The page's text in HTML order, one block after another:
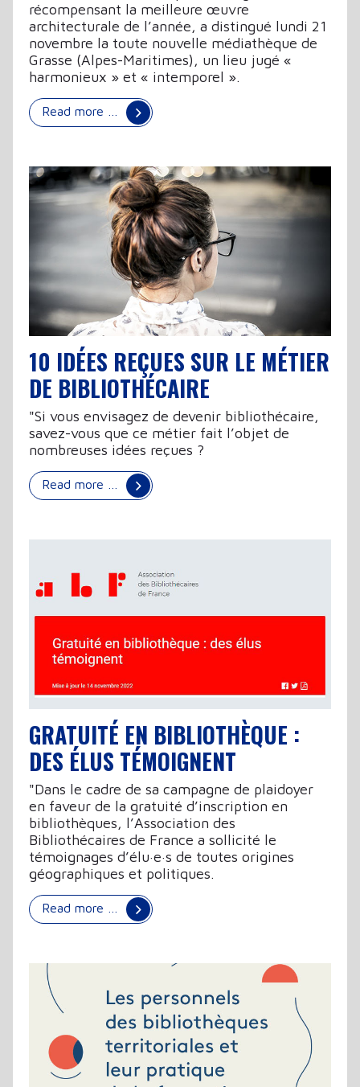
récompensant la meilleure œuvre
architecturale de l’année, a distingué lundi 21
novembre la toute nouvelle médiathèque de
Grasse (Alpes-Maritimes), un lieu jugé «
harmonieux » et « intemporel ».
Read more …
10 IDÉES REÇUES SUR LE MÉTIER
DE BIBLIOTHÉCAIRE
"Si vous envisagez de devenir bibliothécaire,
savez-vous que ce métier fait l’objet de
nombreuses idées reçues ?
Read more …
GRATUITÉ EN BIBLIOTHÈQUE :
DES ÉLUS TÉMOIGNENT
"Dans le cadre de sa campagne de plaidoyer
en faveur de la gratuité d’inscription en
bibliothèques, l’Association des
Bibliothécaires de France a sollicité le
témoignages d’élu·e·s de toutes origines
géographiques et politiques.
Read more …